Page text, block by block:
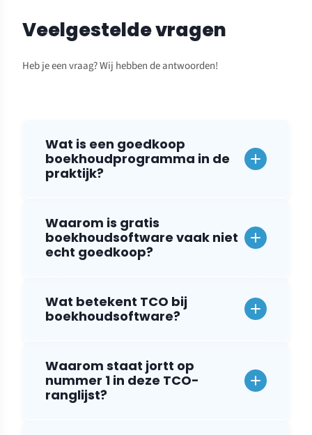
Veelgestelde vragen
Heb je een vraag? Wij hebben de antwoorden!
Wat is een goedkoop
boekhoudprogramma in de
praktijk?
Waarom is gratis
boekhoudsoftware vaak niet
echt goedkoop?
Wat betekent TCO bij
boekhoudsoftware?
Waarom staat jortt op
nummer 1 in deze TCO-
ranglijst?